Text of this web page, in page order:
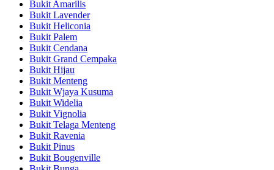
Bukit Amarilis
Bukit Lavender
Bukit Heliconia
Bukit Palem
Bukit Cendana
Bukit Grand Cempaka
Bukit Hijau
Bukit Menteng
Bukit Wjaya Kusuma
Bukit Widelia
Bukit Vignolia
Bukit Telaga Menteng
Bukit Ravenia
Bukit Pinus
Bukit Bougenville